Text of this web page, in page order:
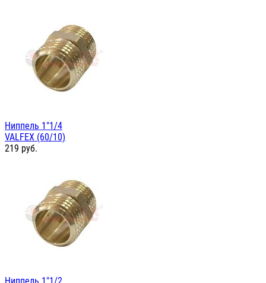
Ниппель 1"1/4
VALFEX (60/10)
219 руб.